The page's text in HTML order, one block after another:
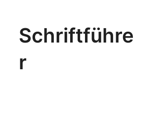
Schriftführe
r